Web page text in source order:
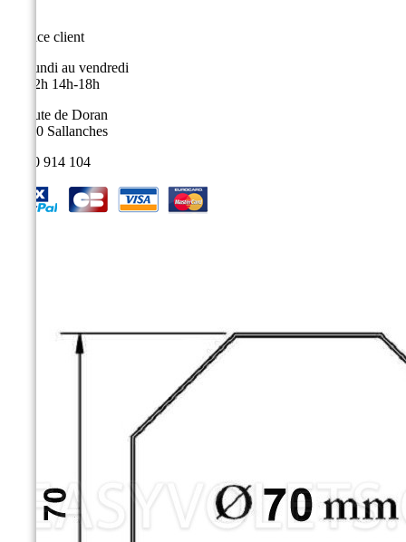
Service client
Du lundi au vendredi
9h-12h 14h-18h
9, route de Doran
74700 Sallanches
04 50 914 104